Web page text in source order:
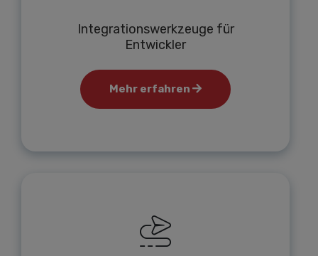
Integrationswerkzeuge für
Entwickler
Mehr erfahren